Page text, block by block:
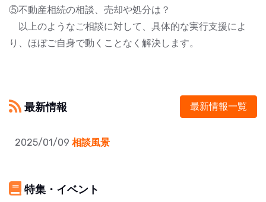
⑤不動産相続の相談、売却や処分は？
以上のようなご相談に対して、具体的な実行支援によ
り、ほぼご自身で動くことなく解決します。
最新情報 最新情報一覧
2025/01/09 相談風景
特集・イベント